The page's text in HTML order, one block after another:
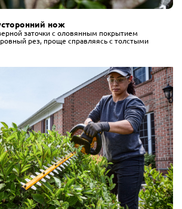
нож
заточки с оловянным покрытием
рез, проще справляясь с толстыми